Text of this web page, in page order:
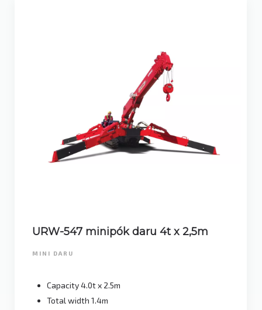
URW-547 minipók daru 4t x 2,5m
MINI DARU
Capacity 4.0t x 2.5m
Total width 1.4m